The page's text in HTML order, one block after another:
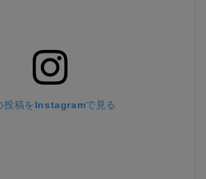
投稿をInstagramで見る